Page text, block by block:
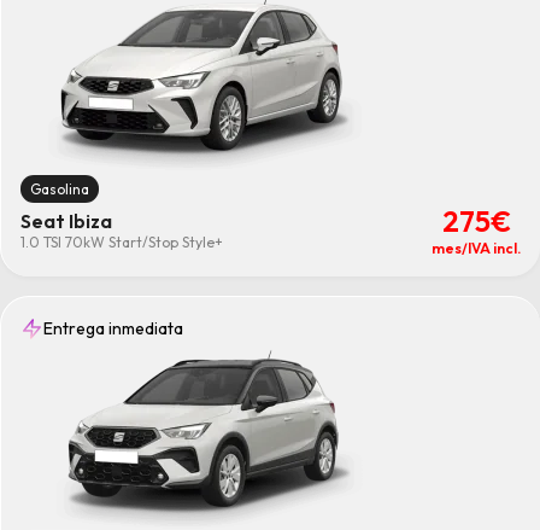
Gasolina
Seat Ibiza
1.0 TSI 70kW Start/Stop Style+
275€
mes/IVA incl.
Entrega inmediata